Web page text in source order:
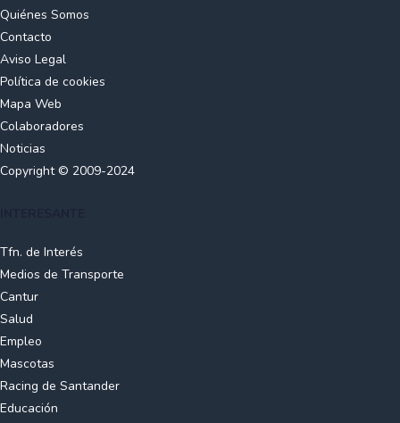
Quiénes Somos
Contacto
Aviso Legal
Política de cookies
Mapa Web
Colaboradores
Noticias
Copyright © 2009-2024
Tfn. de Interés
Medios de Transporte
Cantur
Salud
Empleo
Mascotas
Racing de Santander
Educación